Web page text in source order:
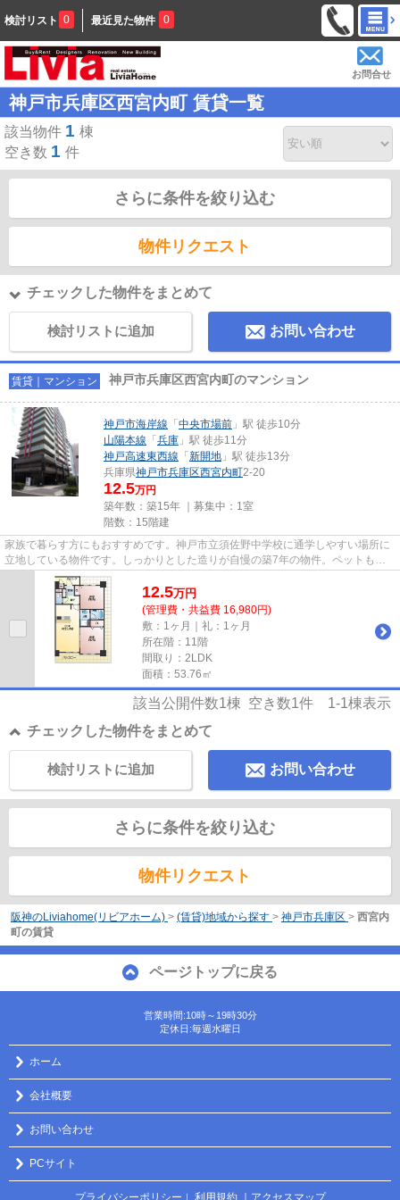
検討リスト 0 最近見た物件 0
お問合せ
神戸市兵庫区西宮内町 賃貸一覧
該当物件 1 棟
空き数 1 件
さらに条件を絞り込む
物件リクエスト
チェックした物件をまとめて
検討リストに追加 お問い合わせ
賃貸｜マンション 神戸市兵庫区西宮内町のマンション
神戸市海岸線 「 中央市場前 」駅 徒歩10分
山陽本線 「 兵庫 」駅 徒歩11分
神戸高速東西線 「 新開地 」駅 徒歩13分
兵庫県神戸市兵庫区西宮内町2-20
12.5万円
築年数：築15年 ｜募集中： 1室
階数：15階建
家族で暮らす方にもおすすめです。神戸市立須佐野中学校に通学しやすい場所に
立地している物件です。しっかりとした造りが自慢の築7年の物件。ペットも快
適な暮らしが出来るよう工夫さ...
12.5万円
(管理費・共益費 16,980円)
敷：1ヶ月｜礼：1ヶ月
所在階：11階
間取り：2LDK
面積：53.76㎡
該当公開件数1棟 空き数1件 1-1棟表示
チェックした物件をまとめて
お問い合わせ
検討リストに追加
さらに条件を絞り込む
物件リクエスト
阪神のLiviahome(リビアホーム) > (賃貸)地域から探す > 神戸市兵庫区 > 西宮内
町の賃貸
ページトップに戻る
営業時間:10時～19時30分
定休日:毎週水曜日
ホーム
会社概要
お問い合わせ
PCサイト
プライバシーポリシー ｜ 利用規約 ｜アクセスマップ